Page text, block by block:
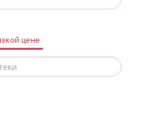
цене